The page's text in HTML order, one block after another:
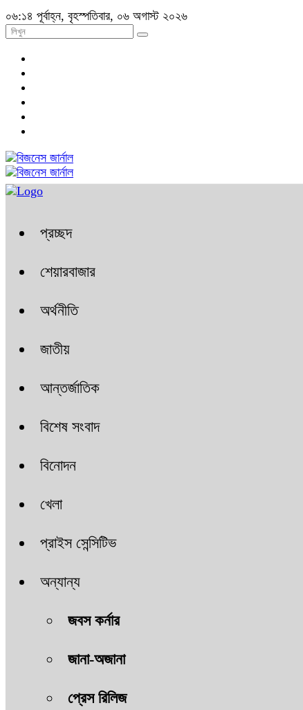
০৬:১৪ পূর্বাহ্ন, বৃহস্পতিবার, ০৬ অগাস্ট ২০২৬
প্রচ্ছদ
শেয়ারবাজার
অর্থনীতি
জাতীয়
আন্তর্জাতিক
বিশেষ সংবাদ
বিনোদন
খেলা
প্রাইস সেন্সিটিভ
অন্যান্য
জবস কর্নার
জানা-অজানা
প্রেস রিলিজ